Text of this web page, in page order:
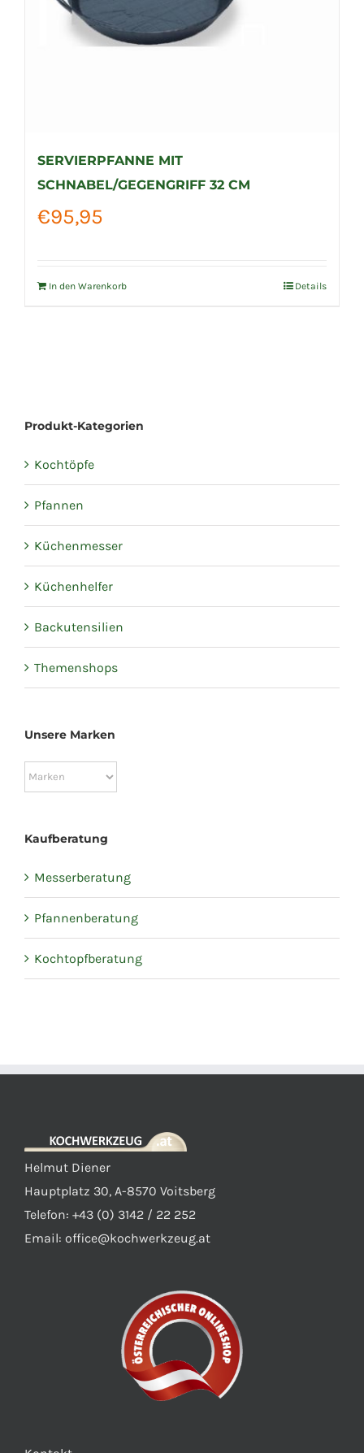
SERVIERPFANNE MIT
SCHNABEL/GEGENGRIFF 32 CM
€95,95
In den Warenkorb Details
Produkt-Kategorien
Kochtöpfe
Pfannen
Küchenmesser
Küchenhelfer
Backutensilien
Themenshops
Unsere Marken
Kaufberatung
Messerberatung
Pfannenberatung
Kochtopfberatung
Helmut Diener
Hauptplatz 30, A-8570 Voitsberg
Telefon: +43 (0) 3142 / 22 252
Email: office@kochwerkzeug.at